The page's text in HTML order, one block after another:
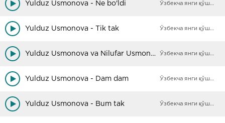
Yulduz Usmonova - Ne bo'ldi Ўзбекча янги қўшиқлар
Yulduz Usmonova - Tik tak Ўзбекча янги қўшиқлар
Yulduz Usmonova va Nilufar Usmonova - Tamanno Ўзбекча янги қўшиқлар
Yulduz Usmonova - Dam dam Ўзбекча янги қўшиқлар
Yulduz Usmonova - Bum tak Ўзбекча янги қўшиқлар